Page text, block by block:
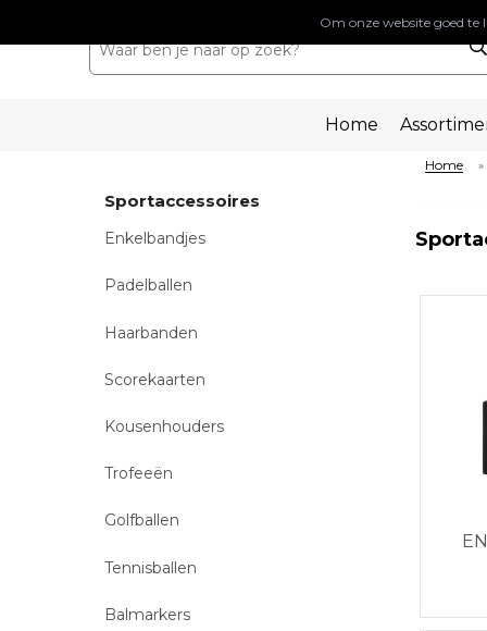
Home
Sportaccessoires
Enkelbandjes
Padelballen
Haarbanden
Scorekaarten
Kousenhouders
Trofeeën
Golfballen
Tennisballen
Balmarkers
Home »
Om onze website goed